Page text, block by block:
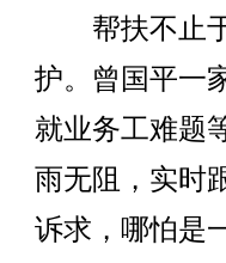
帮扶不止于
护。曾国平一
就业务工难题
雨无阻，实时
诉求，哪怕是